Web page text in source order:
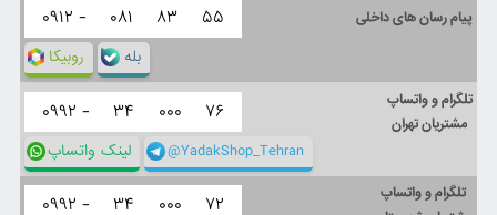
پیام رسان های داخلی ۰۹۱۲ - ۰۸۱ ۸۳ ۵۵
روبیکا بله
تلگرام و واتساپ
مشتریان تهران
۰۹۹۲ - ۳۴ ۰۰۰ ۷۶
لینک واتساپ @YadakShop_Tehran
تلگرام و واتساپ
۰۹۹۲ - ۳۴ ۰۰۰ ۷۲